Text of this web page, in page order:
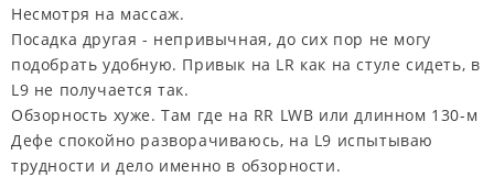
Несмотря на массаж.
Посадка другая - непривычная, до сих пор не могу
подобрать удобную. Привык на LR как на стуле сидеть, в
L9 не получается так.
Обзорность хуже. Там где на RR LWB или длинном 130-м
Дефе спокойно разворачиваюсь, на L9 испытываю
трудности и дело именно в обзорности.